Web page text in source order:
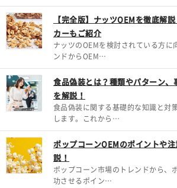
【完全版】ナッツOEMを徹底解
カーもご紹介
ナッツのOEMを検討されている方に
ンドからOEM…
食品偽装とは？種類やパターン、
を解説！
食品偽装に関する基礎的な知識と対
します。これから…
ポップコーンOEMのポイントや
説！
ポップコーン市場のトレンドから、
功させるポイン…